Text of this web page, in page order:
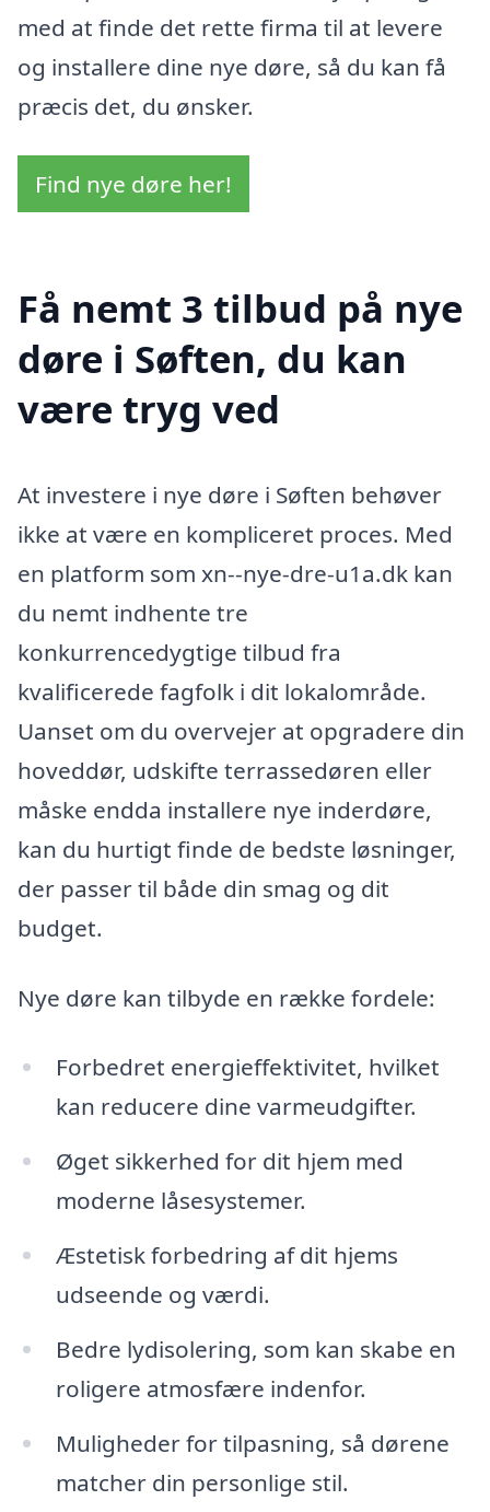
med at finde det rette firma til at levere
og installere dine nye døre, så du kan få
præcis det, du ønsker.
Find nye døre her!
Få nemt 3 tilbud på nye
døre i Søften, du kan
være tryg ved
At investere i nye døre i Søften behøver
ikke at være en kompliceret proces. Med
en platform som xn--nye-dre-u1a.dk kan
du nemt indhente tre
konkurrencedygtige tilbud fra
kvalificerede fagfolk i dit lokalområde.
Uanset om du overvejer at opgradere din
hoveddør, udskifte terrassedøren eller
måske endda installere nye inderdøre,
kan du hurtigt finde de bedste løsninger,
der passer til både din smag og dit
budget.
Nye døre kan tilbyde en række fordele:
Forbedret energieffektivitet, hvilket
kan reducere dine varmeudgifter.
Øget sikkerhed for dit hjem med
moderne låsesystemer.
Æstetisk forbedring af dit hjems
udseende og værdi.
Bedre lydisolering, som kan skabe en
roligere atmosfære indenfor.
Muligheder for tilpasning, så dørene
matcher din personlige stil.